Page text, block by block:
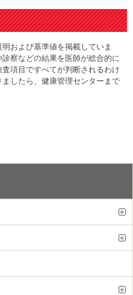
および基準値を掲載していま
察などの結果を医師が総合的に
項目ですべてが判断されるわけ
したら、健康管理センターまで